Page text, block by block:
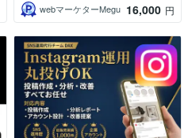
webマーケターMegu 16,000 円